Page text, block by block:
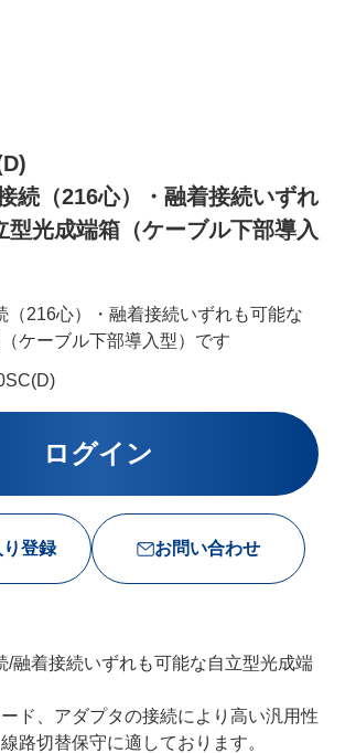
続（216心）・融着接続いずれ
型光成端箱（ケーブル下部導入
（216心）・融着接続いずれも可能な
ケーブル下部導入型）です
登録 お問い合わせ
/融着接続いずれも可能な自立型光成端
ド、アダプタの接続により高い汎用性
路切替保守に適しております。